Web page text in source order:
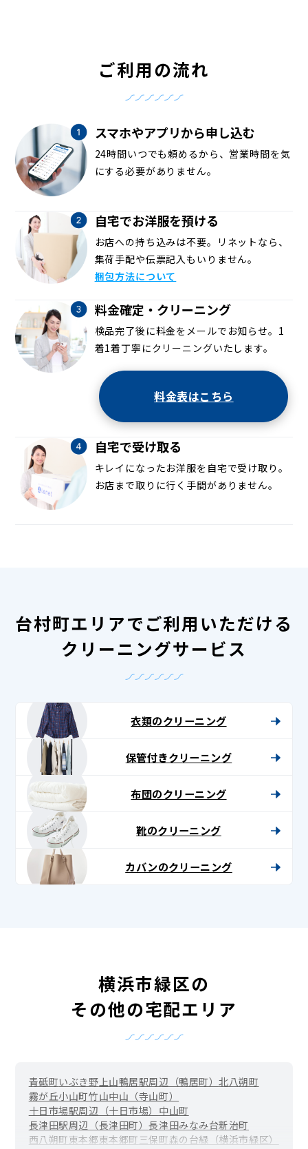
ご利用の流れ
スマホやアプリから申し込む
24時間いつでも頼めるから、営業時間を気
にする必要がありません。
自宅でお洋服を預ける
お店への持ち込みは不要。リネットなら、
集荷手配や伝票記入もいりません。
梱包方法について
料金確定・クリーニング
検品完了後に料金をメールでお知らせ。1
着1着丁寧にクリーニングいたします。
料金表はこちら
自宅で受け取る
キレイになったお洋服を自宅で受け取り。
お店まで取りに行く手間がありません。
台村町エリアでご利用いただける
クリーニングサービス
衣類のクリーニング
保管付きクリーニング
布団のクリーニング
靴のクリーニング
カバンのクリーニング
横浜市緑区の
その他の宅配エリア
青砥町いぶき野上山鴨居駅周辺（鴨居町）北八朔町
霧が丘小山町竹山中山（寺山町）
十日市場駅周辺（十日市場） 中山町
長津田駅周辺（長津田町）長津田みなみ台新治町
西八朔町東本郷東本郷町三保町森の台緑（横浜市緑区）